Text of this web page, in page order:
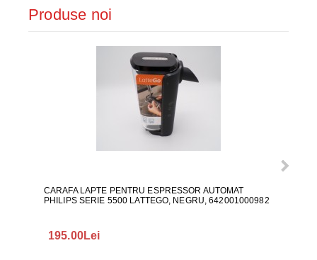
Produse noi
CARAFA LAPTE PENTRU ESPRESSOR AUTOMAT
PHILIPS SERIE 5500 LATTEGO, NEGRU, 642001000982
195.00Lei